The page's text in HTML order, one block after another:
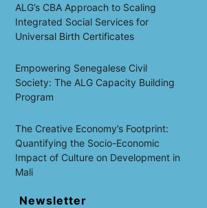
ALG’s CBA Approach to Scaling
Integrated Social Services for
Universal Birth Certificates
Empowering Senegalese Civil
Society: The ALG Capacity Building
Program
The Creative Economy’s Footprint:
Quantifying the Socio-Economic
Impact of Culture on Development in
Mali
Newsletter